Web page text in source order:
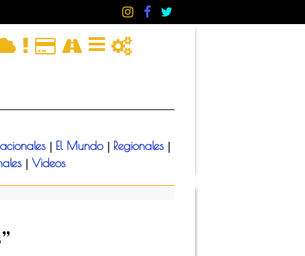
El Mundo Regionales
Videos